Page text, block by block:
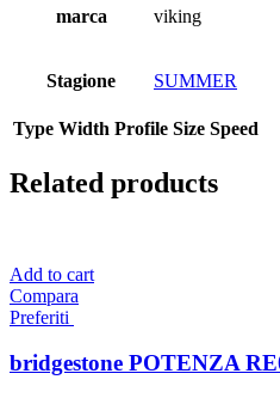
marca viking
Stagione SUMMER
Type Width Profile Size Speed
Related products
Add to cart
Compara
Preferiti
bridgestone POTENZA